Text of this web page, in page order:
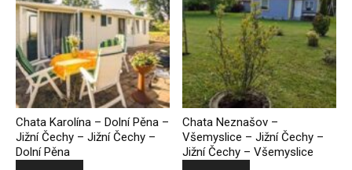
Chata Karolína – Dolní Pěna –
Jižní Čechy – Jižní Čechy –
Dolní Pěna
Chata Neznašov –
Všemyslice – Jižní Čechy –
Jižní Čechy – Všemyslice